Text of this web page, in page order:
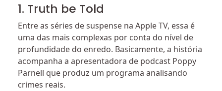
1. Truth be Told
Entre as séries de suspense na Apple TV, essa é
uma das mais complexas por conta do nível de
profundidade do enredo. Basicamente, a história
acompanha a apresentadora de podcast Poppy
Parnell que produz um programa analisando
crimes reais.